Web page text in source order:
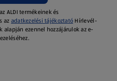
ALDI termékeinek és
az adatkezelési tájékoztató Hírlevél-
ezennel hozzájárulok az e-